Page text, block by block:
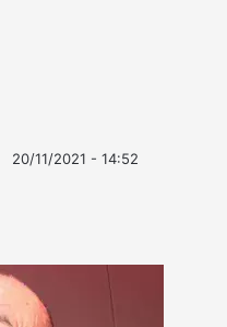
20/11/2021 - 14:52